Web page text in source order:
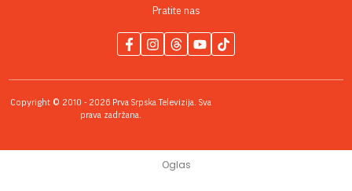
Pratite nas
Copyright © 2010 - 2026 Prva Srpska Televizija. Sva
prava zadržana.